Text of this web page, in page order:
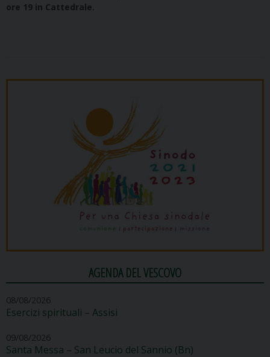
ore 19 in Cattedrale.
AGENDA DEL VESCOVO
08/08/2026
Esercizi spirituali – Assisi
09/08/2026
Santa Messa – San Leucio del Sannio (Bn)